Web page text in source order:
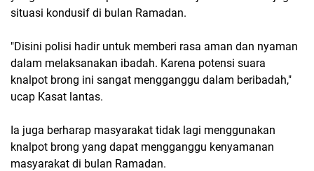
situasi kondusif di bulan Ramadan.
"Disini polisi hadir untuk memberi rasa aman dan nyaman
dalam melaksanakan ibadah. Karena potensi suara
knalpot brong ini sangat mengganggu dalam beribadah,"
ucap Kasat lantas.
Ia juga berharap masyarakat tidak lagi menggunakan
knalpot brong yang dapat mengganggu kenyamanan
masyarakat di bulan Ramadan.